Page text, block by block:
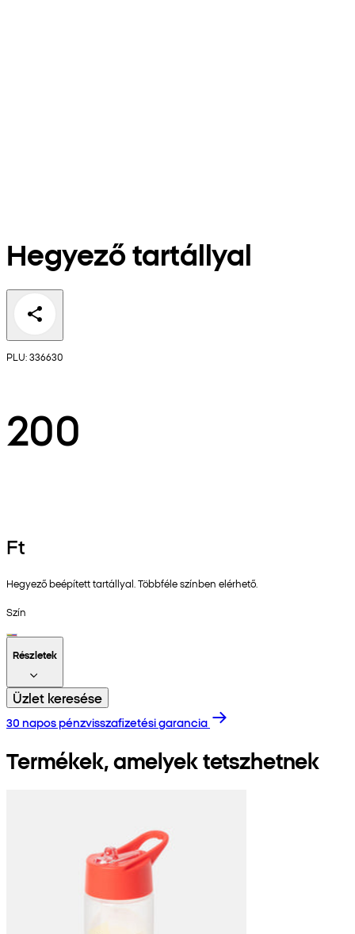
Hegyező tartállyal
PLU: 336630
200
Ft
Hegyező beépített tartállyal. Többféle színben elérhető.
Szín
Részletek
Üzlet keresése
30 napos pénzvisszafizetési garancia
Termékek, amelyek tetszhetnek